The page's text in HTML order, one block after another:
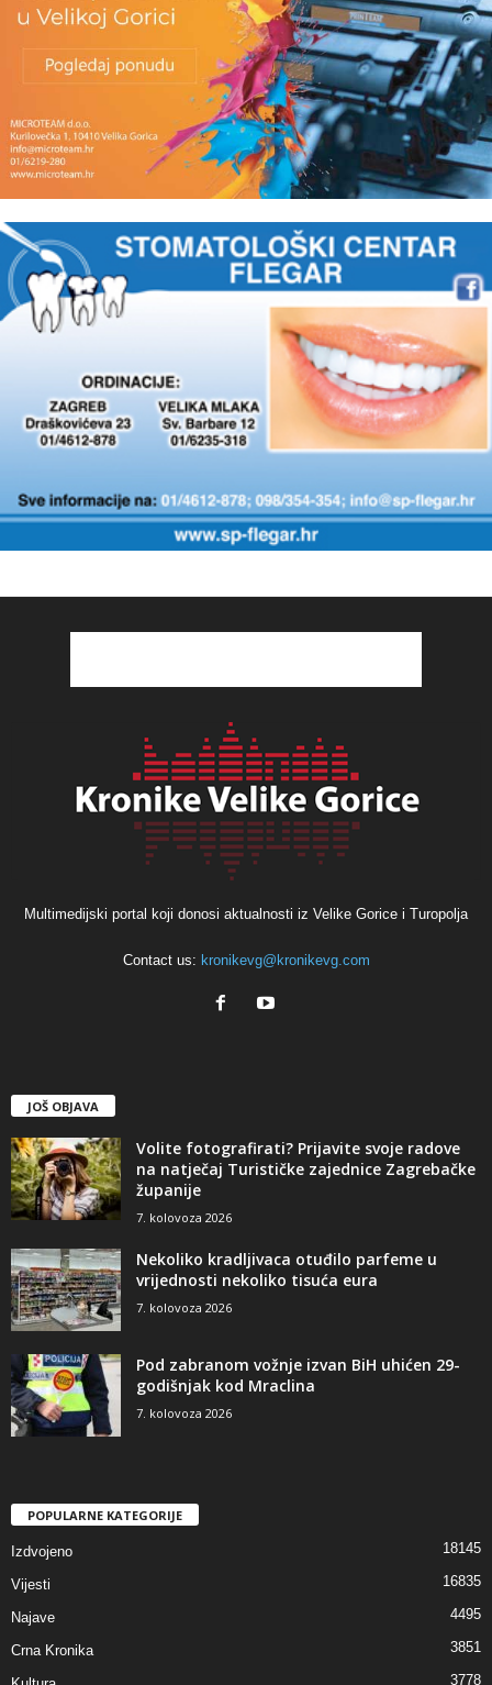
Multimedijski portal koji donosi aktualnosti iz Velike Gorice i Turopolja
Contact us: kronikevg@kronikevg.com
JOŠ OBJAVA
Volite fotografirati? Prijavite svoje radove
na natječaj Turističke zajednice Zagrebačke
županije
7. kolovoza 2026
Nekoliko kradljivaca otuđilo parfeme u
vrijednosti nekoliko tisuća eura
7. kolovoza 2026
Pod zabranom vožnje izvan BiH uhićen 29-
godišnjak kod Mraclina
7. kolovoza 2026
POPULARNE KATEGORIJE
Izdvojeno 18145
Vijesti 16835
Najave 4495
Crna Kronika 3851
3778